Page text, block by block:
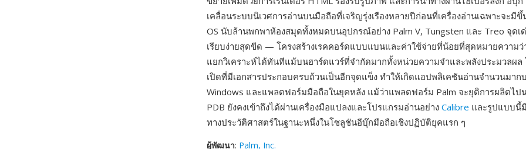
เคลื่อนระบบนิเวศการอ่านบนมือถือที่เจริญรุ่งเรืองหลายปีก่อนที่เครื่องอ่านเฉพาะจะมี
OS นับล้านพกพาห้องสมุดทั้งหมดบนอุปกรณ์อย่าง Palm V, Tungsten และ Treo จุดเ
เรียบง่ายสุดขีด — โครงสร้างเรคคอร์ดแบบแบนและค่าใช้จ่ายที่น้อยที่สุดหมายความว่
แยกวิเคราะห์ได้ทันทีแม้บนฮาร์ดแวร์ที่จำกัดมากทั้งหน่วยความจำและพลังประมวลผล
เปิดที่มีเอกสารประกอบครบถ้วนเป็นอีกจุดแข็ง ทำให้เกิดแอปพลิเคชันอ่านจำนวนมาก
Windows และแพลตฟอร์มมือถือในยุคหลัง แม้ว่าแพลตฟอร์ม Palm จะยุติการผลิตไป
PDB ยังคงเข้าถึงได้ผ่านเครื่องมือแปลงและโปรแกรมอ่านอย่าง Calibre และรูปแบบนี้
ทางประวัติศาสตร์ในฐานะหนึ่งในโซลูชันอีบุ๊กมือถือเชิงปฏิบัติยุคแรก ๆ
ผู้พัฒนา: Palm, Inc.